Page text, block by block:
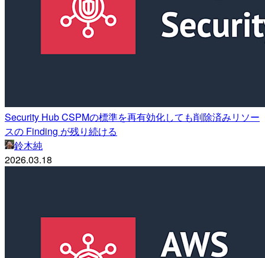
Security Hub CSPMの標準を再有効化しても削除済みリソー
スの Finding が残り続ける
鈴木純
2026.03.18